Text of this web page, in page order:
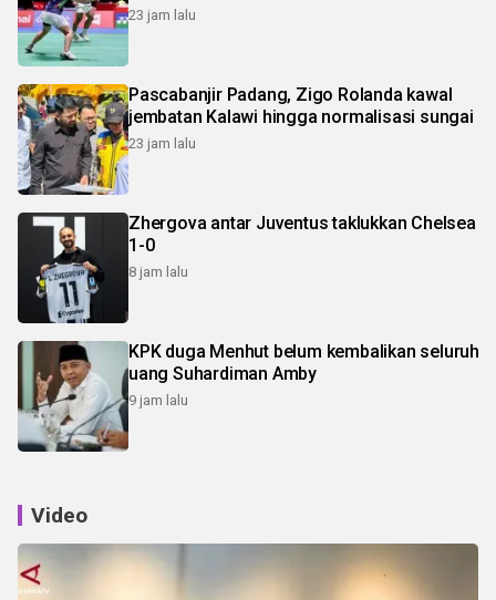
23 jam lalu
Pascabanjir Padang, Zigo Rolanda kawal
jembatan Kalawi hingga normalisasi sungai
23 jam lalu
Zhergova antar Juventus taklukkan Chelsea
1-0
8 jam lalu
KPK duga Menhut belum kembalikan seluruh
uang Suhardiman Amby
9 jam lalu
Video